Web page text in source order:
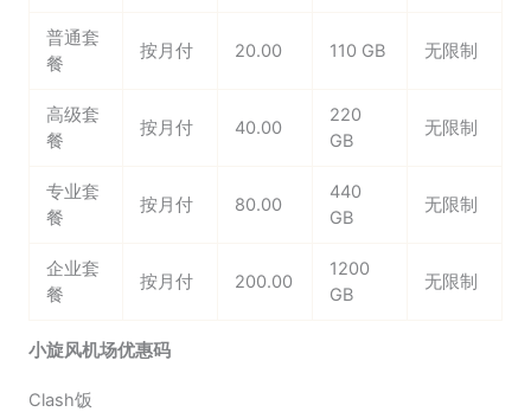
普通套
餐
按月付 20.00 110 GB 无限制
高级套
餐
按月付 40.00
220
GB
无限制
专业套
餐
按月付 80.00
440
GB
无限制
企业套
餐
按月付 200.00
1200
GB
无限制
小旋风机场优惠码
Clash饭